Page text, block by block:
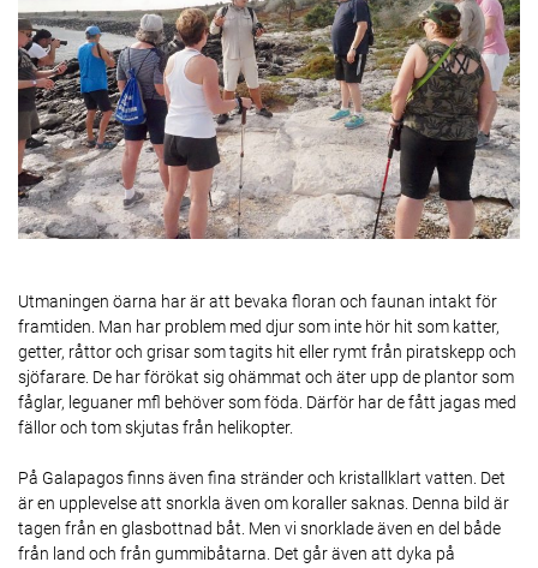
Utmaningen öarna har är att bevaka floran och faunan intakt för
framtiden. Man har problem med djur som inte hör hit som katter,
getter, råttor och grisar som tagits hit eller rymt från piratskepp och
sjöfarare. De har förökat sig ohämmat och äter upp de plantor som
fåglar, leguaner mfl behöver som föda. Därför har de fått jagas med
fällor och tom skjutas från helikopter.
På Galapagos finns även fina stränder och kristallklart vatten. Det
är en upplevelse att snorkla även om koraller saknas. Denna bild är
tagen från en glasbottnad båt. Men vi snorklade även en del både
från land och från gummibåtarna. Det går även att dyka på